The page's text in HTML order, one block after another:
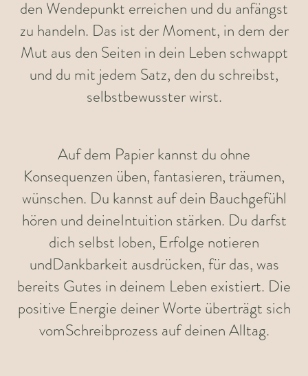
den Wendepunkt erreichen und du anfängst
zu handeln. Das ist der Moment, in dem der
Mut aus den Seiten in dein Leben schwappt
und du mit jedem Satz, den du schreibst,
selbstbewusster wirst.
Auf dem Papier kannst du ohne
Konsequenzen üben, fantasieren, träumen,
wünschen. Du kannst auf dein Bauchgefühl
hören und deineIntuition stärken. Du darfst
dich selbst loben, Erfolge notieren
undDankbarkeit ausdrücken, für das, was
bereits Gutes in deinem Leben existiert. Die
positive Energie deiner Worte überträgt sich
vomSchreibprozess auf deinen Alltag.